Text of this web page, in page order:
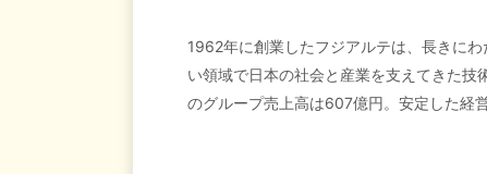
1962年に創業したフジアルテは、長きに
い領域で日本の社会と産業を支えてきた
のグループ売上高は607億円。安定した経